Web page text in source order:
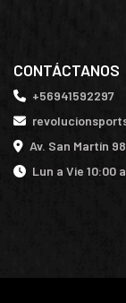
CONTÁCTANOS
+56941592297
Av. San Martín
Lun a Vie 10:00